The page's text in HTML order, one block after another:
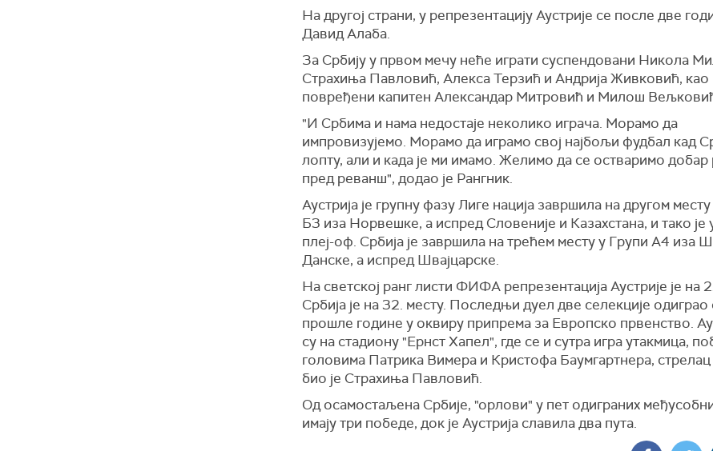
На другој страни, у репрезентацију Аустрије се после две
Давид Алаба.
За Србију у првом мечу неће играти суспендовани Никола
Страхиња Павловић, Алекса Терзић и Андрија Живковић, као
повређени капитен Александар Митровић и Милош
"И Србима и нама недостаје неколико играча. Морамо да
импровизујемо. Морамо да играмо свој најбољи фудбал кад
лопту, али и када је ми имамо. Желимо да се остваримо добар
пред реванш", додао је Рангник.
Аустрија је групну фазу Лиге нација завршила на другом
Б3 иза Норвешке, а испред Словеније и Казахстана, и тако је
плеј-оф. Србија је завршила на трећем месту у Групи А4 иза
Данске, а испред Швајцарске.
На светској ранг листи ФИФА репрезентација Аустрије је на
Србија је на 32. месту. Последњи дуел две селекције одиграо
прошле године у оквиру припрема за Европско првенство.
су на стадиону "Ернст Хапел", где се и сутра игра утакмица,
головима Патрика Вимера и Кристофа Баумгартнера, стрелац
био је Страхиња Павловић.
Од осамостаљена Србије, "орлови" у пет одиграних
имају три победе, док је Аустрија славила два пута.